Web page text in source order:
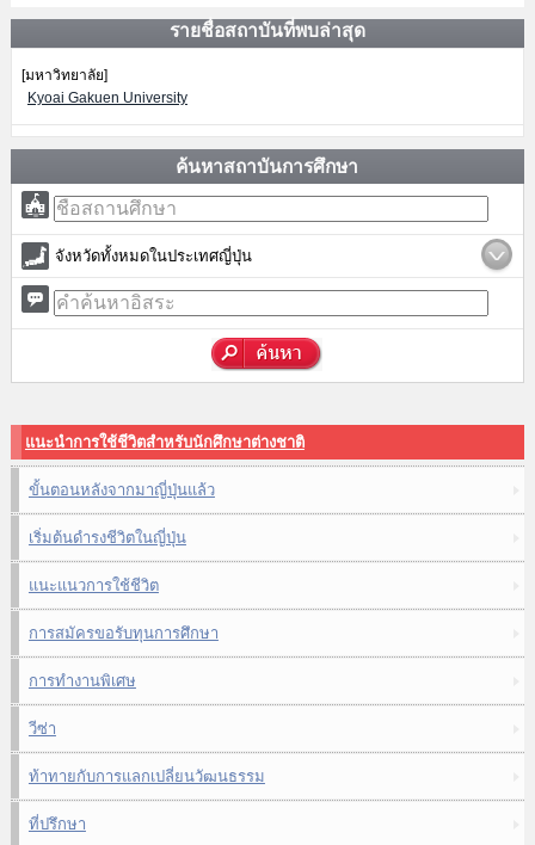
รายชื่อสถาบันที่พบล่าสุด
[มหาวิทยาลัย]
Kyoai Gakuen University
ค้นหาสถาบันการศึกษา
จังหวัดทั้งหมดในประเทศญี่ปุ่น
แนะนำการใช้ชีวิตสำหรับนักศึกษาต่างชาติ
ขั้นตอนหลังจากมาญี่ปุ่นแล้ว
เริ่มต้นดำรงชีวิตในญี่ปุ่น
แนะแนวการใช้ชีวิต
การสมัครขอรับทุนการศึกษา
การทำงานพิเศษ
วีซ่า
ท้าทายกับการแลกเปลี่ยนวัฒนธรรม
ที่ปรึกษา